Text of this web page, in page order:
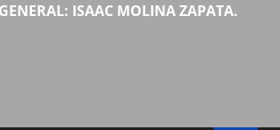
ISAAC MOLINA ZAPATA.